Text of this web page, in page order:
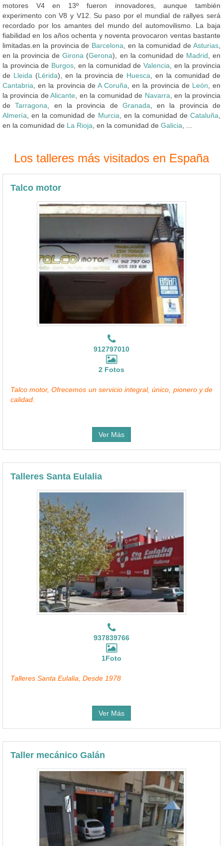
motores V4 en 13º fueron innovadores, aunque también
experimento con V8 y V12. Su paso por el mundial de rallyes será
recordado por los amantes del mundo del automovilismo. La baja
fiabilidad en los años ochenta y noventa provocaron ventas bastante
limitadas.en la provincia de Barcelona , en la comunidad deAsturias
en la provincia deGirona (Gerona), en la comunidad de Madrid , en
la provincia de Burgos, en la comunidad deValencia , en la provincia
de Lleida (Lérida), en la provincia de Huesca , en la comunidad de
Cantabria , en la provincia de A Coruña , en la provincia de León , en
la provincia deAlicante , en la comunidad de Navarra , en la provincia
deTarragona , en la provincia de Granada , en la provincia de
Almería , en la comunidad de Murcia , en la comunidad de Cataluña
en la comunidad de La Rioja , en la comunidad de Galicia
Los talleres más visitados en España
Talco motor
912797010
2 Fotos
Talco motor, Ofrecemos un servicio integral, único, pionero y de
calidad.
Ver Más
Talleres Santa Eulalia
937839766
1Foto
Talleres Santa Eulalia, Desde 1978
Ver Más
Taller mecánico Galán